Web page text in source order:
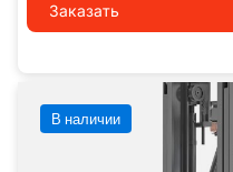
Заказать
В наличии